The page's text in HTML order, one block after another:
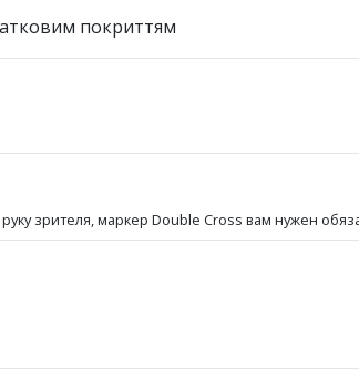
покриттям
зрителя, маркер Double Cross вам нужен